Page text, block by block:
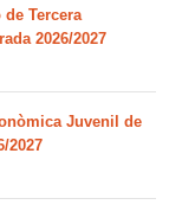
Tercera
2026/2027
Juvenil de
2027